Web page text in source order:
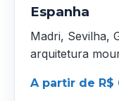
Espanha
Madri, Sevilha,
arquitetura
A partir de R$